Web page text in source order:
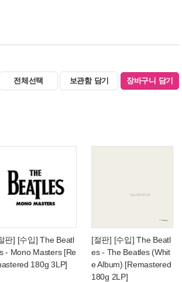
전체선택 보관함 담기 장바구니 담기
판] [수입] The Beatl
- Mono Masters [Re
180g 3LP]
[절판] [수입] The Beatl
es - The Beatles (Whit
e Album) [Remastered
180g 2LP]